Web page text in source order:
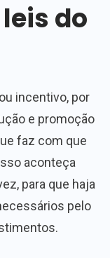
do
incentivo, por
e promoção
faz com que
aconteça
para que haja
pelo